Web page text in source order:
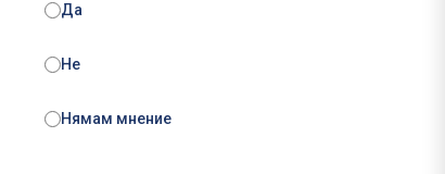
Да
Не
Нямам мнение